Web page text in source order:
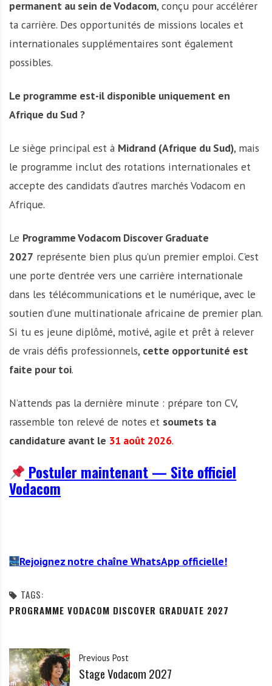
permanent au sein de Vodacom, conçu pour accélérer
ta carrière. Des opportunités de missions locales et
internationales supplémentaires sont également
possibles.
Le programme est-il disponible uniquement en
Afrique du Sud ?
Le siège principal est à Midrand (Afrique du Sud), mais
le programme inclut des rotations internationales et
accepte des candidats d’autres marchés Vodacom en
Afrique.
Le Programme Vodacom Discover Graduate
2027 représente bien plus qu’un premier emploi. C’est
une porte d’entrée vers une carrière internationale
dans les télécommunications et le numérique, avec le
soutien d’une multinationale africaine de premier plan.
Si tu es jeune diplômé, motivé, agile et prêt à relever
de vrais défis professionnels, cette opportunité est
faite pour toi.
N’attends pas la dernière minute : prépare ton CV,
rassemble ton relevé de notes et soumets ta
candidature avant le 31 août 2026.
Postuler maintenant — Site officiel
Vodacom
Rejoignez notre chaîne WhatsApp officielle!
TAGS:
PROGRAMME VODACOM DISCOVER GRADUATE 2027
Previous Post
Stage Vodacom 2027